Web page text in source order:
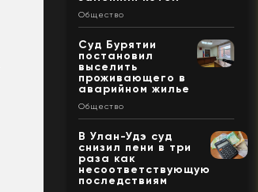
Общество
Суд Бурятии
постановил
выселить
проживающего в
аварийном жилье
Общество
В Улан-Удэ суд
снизил пени в три
раза как
несоответствующую
последствиям